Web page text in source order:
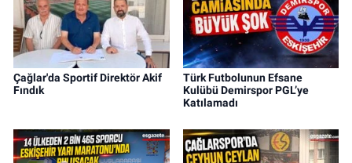
Çağlar'da Sportif Direktör Akif
Fındık
Türk Futbolunun Efsane
Kulübü Demirspor PGL’ye
Katılamadı